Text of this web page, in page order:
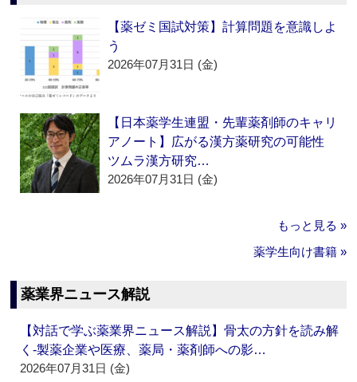
【薬ゼミ国試対策】計算問題を意識しよ
う
2026年07月31日 (金)
【日本薬学生連盟・先輩薬剤師のキャリ
アノート】広がる漢方薬研究の可能性
ツムラ漢方研究…
2026年07月31日 (金)
もっと見る »
薬学生向け書籍 »
薬業界ニュース解説
【対話で学ぶ薬業界ニュース解説】骨太の方針を読み解
く‐製薬企業や医療、薬局・薬剤師への影…
2026年07月31日 (金)